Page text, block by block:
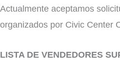
Actualmente aceptamos
organizados por Civic Center
LISTA DE VENDEDORES